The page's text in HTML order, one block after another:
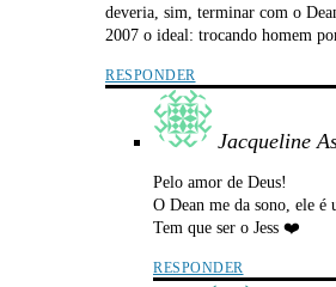
deveria, sim, terminar com o
2007 o ideal: trocando homem
RESPONDER
Jacqueline
Pelo amor de Deus!
O Dean me da sono, ele
Tem que ser o Jess ❤️
RESPONDER